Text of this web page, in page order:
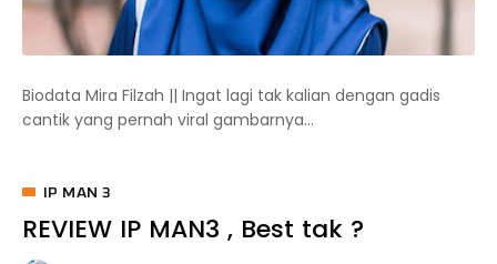
Biodata Mira Filzah || Ingat lagi tak kalian dengan gadis
cantik yang pernah viral gambarnya...
IP MAN 3
REVIEW IP MAN3 , Best tak ?